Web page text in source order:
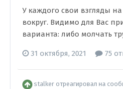
У каждого свои взгляды
вокруг. Видимо для Вас
варианта: либо молчать
31 октября, 2021 75
stalker отреагировал на